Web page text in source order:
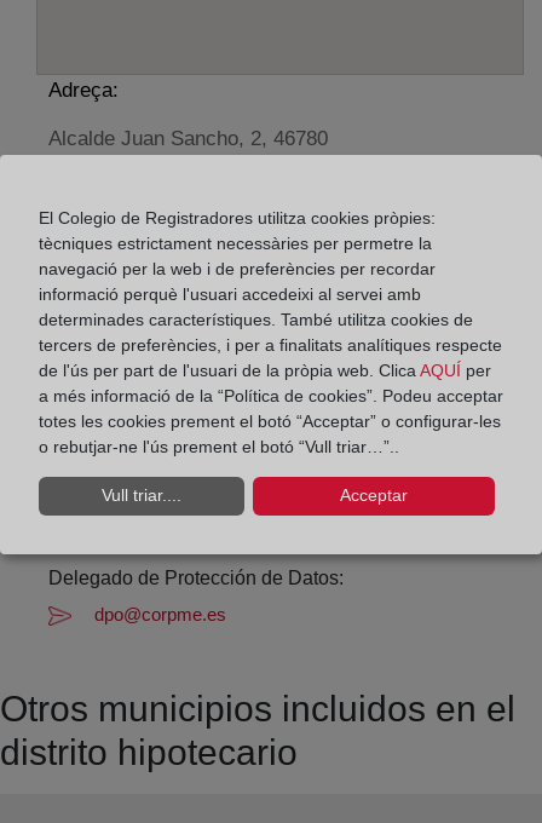
Adreça:
Alcalde Juan Sancho, 2, 46780
De lunes a viernes de 09:00 a 17:00 horas
Agosto: De lunes a viernes de 09:00 a 14:00 horas
Los días 24 y 31 de diciembre de 09:00 a 14:00
horas
Datos de contacto:
96 285 88 13
Datos del Registrador:
Delegado de Protección de Datos:
dpo@corpme.es
Otros municipios incluidos en el
distrito hipotecario
El Colegio de Registradores utilitza cookies pròpies:
tècniques estrictament necessàries per permetre la
navegació per la web i de preferències per recordar
informació perquè l'usuari accedeixi al servei amb
determinades característiques. També utilitza cookies de
tercers de preferències, i per a finalitats analítiques respecte
de l'ús per part de l'usuari de la pròpia web. Clica AQUÍ per
a més informació de la “Política de cookies”. Podeu acceptar
totes les cookies prement el botó “Acceptar” o configurar-les
o rebutjar-ne l'ús prement el botó “Vull triar…”..
Vull triar.... Acceptar